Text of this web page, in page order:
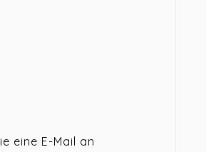
eine E-Mail an